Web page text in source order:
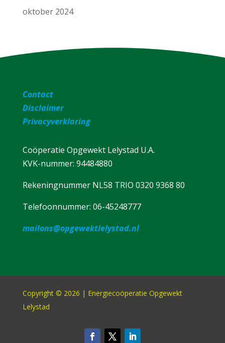
oktober 2024
Contact
Disclaimer
Privacyverklaring
Coöperatie Opgewekt Lelystad U.A.
KVK-nummer: 94484880
Rekeningnummer NL58 TRIO 0320 9368 80
Telefoonnummer: 06-45248777
mailons@opgewektlelystad.nl
Copyright © 2026 | Energiecoöperatie Opgewekt
Lelystad